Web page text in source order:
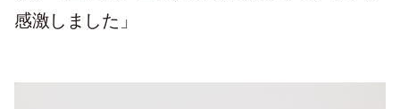
感激しました」